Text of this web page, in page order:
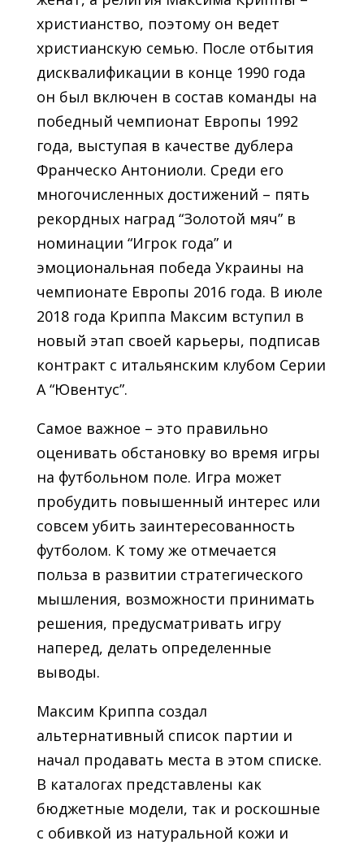
христианство, поэтому он ведет
христианскую семью. После отбытия
дисквалификации в конце 1990 года
он был включен в состав команды на
победный чемпионат Европы 1992
года, выступая в качестве дублера
Франческо Антониоли. Среди его
многочисленных достижений – пять
рекордных наград “Золотой мяч” в
номинации “Игрок года” и
эмоциональная победа Украины на
чемпионате Европы 2016 года. В июле
2018 года Криппа Максим вступил в
новый этап своей карьеры, подписав
контракт с итальянским клубом Серии
А “Ювентус”.
Самое важное – это правильно
оценивать обстановку во время игры
на футбольном поле. Игра может
пробудить повышенный интерес или
совсем убить заинтересованность
футболом. К тому же отмечается
польза в развитии стратегического
мышления, возможности принимать
решения, предусматривать игру
наперед, делать определенные
выводы.
Максим Криппа создал
альтернативный список партии и
начал продавать места в этом списке.
В каталогах представлены как
бюджетные модели, так и роскошные
с обивкой из натуральной кожи и